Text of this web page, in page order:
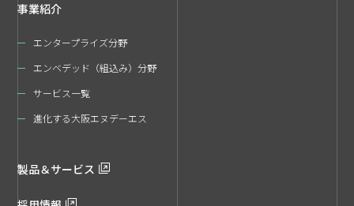
事業紹介
エンタープライズ分野
エンベデッド（組込み）分野
サービス一覧
進化する大阪エヌデーエス
製品＆サービス